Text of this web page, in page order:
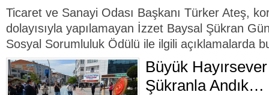
Ticaret ve Sanayi Odası Başkanı Türker Ateş,
dolayısıyla yapılamayan İzzet Baysal Şükran
Sosyal Sorumluluk Ödülü ile ilgili açıklamalarda
Büyük
Şükranla Andık…